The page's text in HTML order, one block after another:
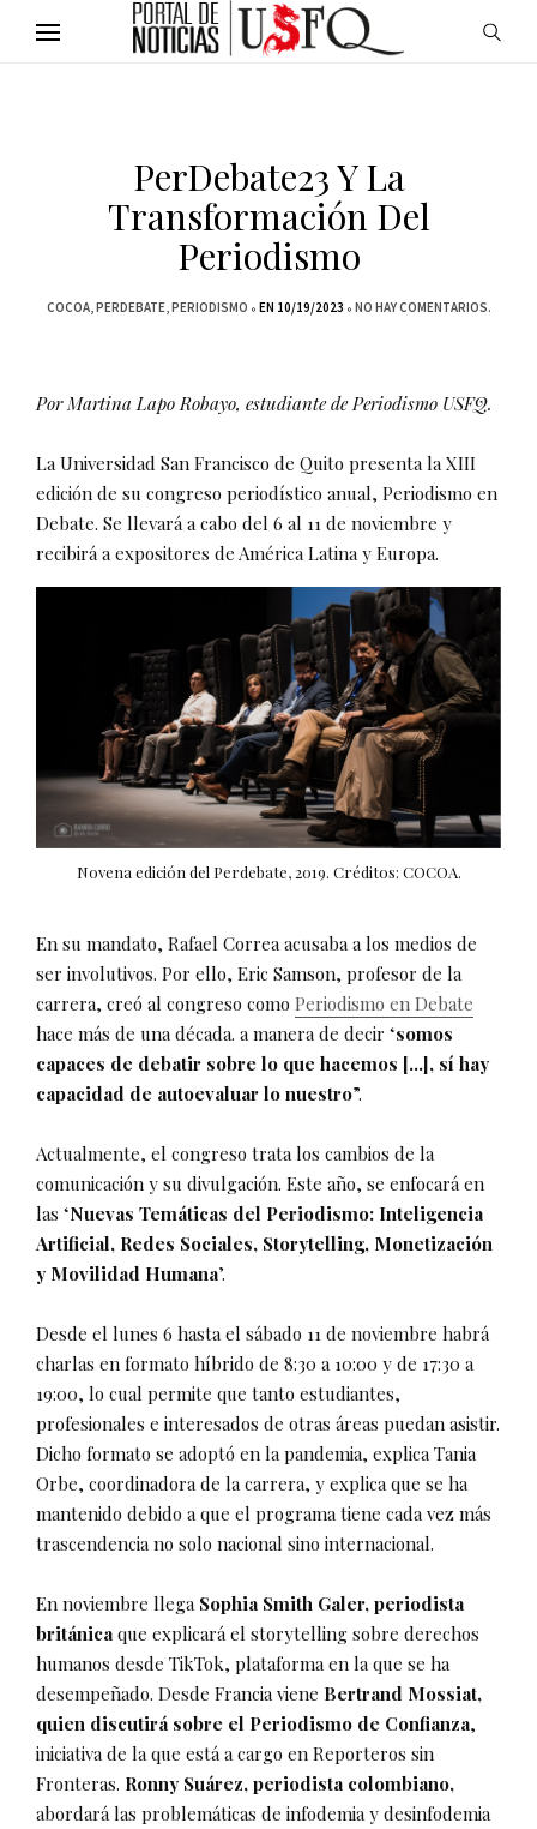
PerDebate23 Y La
Transformación Del
Periodismo
COCOA PERDEBATE PERIODISMO EN 10/19/2023 NO HAY COMENTARIOS.
Por Martina Lapo Robayo, estudiante de Periodismo USFQ.
La Universidad San Francisco de Quito presenta la XIII
edición de su congreso periodístico anual, Periodismo en
Debate. Se llevará a cabo del 6 al 11 de noviembre y
recibirá a expositores de América Latina y Europa.
Novena edición del Perdebate, 2019. Créditos: COCOA.
En su mandato, Rafael Correa acusaba a los medios de
ser involutivos. Por ello, Eric Samson, profesor de la
carrera, creó al congreso como Periodismo en Debate
hace más de una década. a manera de decir ‘somos
capaces de debatir sobre lo que hacemos […], sí hay
capacidad de autoevaluar lo nuestro”.
Actualmente, el congreso trata los cambios de la
comunicación y su divulgación. Este año, se enfocará en
las ‘Nuevas Temáticas del Periodismo: Inteligencia
Artificial, Redes Sociales, Storytelling, Monetización
y Movilidad Humana’.
Desde el lunes 6 hasta el sábado 11 de noviembre habrá
charlas en formato híbrido de 8:30 a 10:00 y de 17:30 a
19:00, lo cual permite que tanto estudiantes,
profesionales e interesados de otras áreas puedan asistir.
Dicho formato se adoptó en la pandemia, explica Tania
Orbe, coordinadora de la carrera, y explica que se ha
mantenido debido a que el programa tiene cada vez más
trascendencia no solo nacional sino internacional.
En noviembre llega Sophia Smith Galer, periodista
británica que explicará el storytelling sobre derechos
humanos desde TikTok, plataforma en la que se ha
desempeñado. Desde Francia viene Bertrand Mossiat,
quien discutirá sobre el Periodismo de Confianza,
iniciativa de la que está a cargo en Reporteros sin
Fronteras. Ronny Suárez, periodista colombiano,
abordará las problemáticas de infodemia y desinfodemia